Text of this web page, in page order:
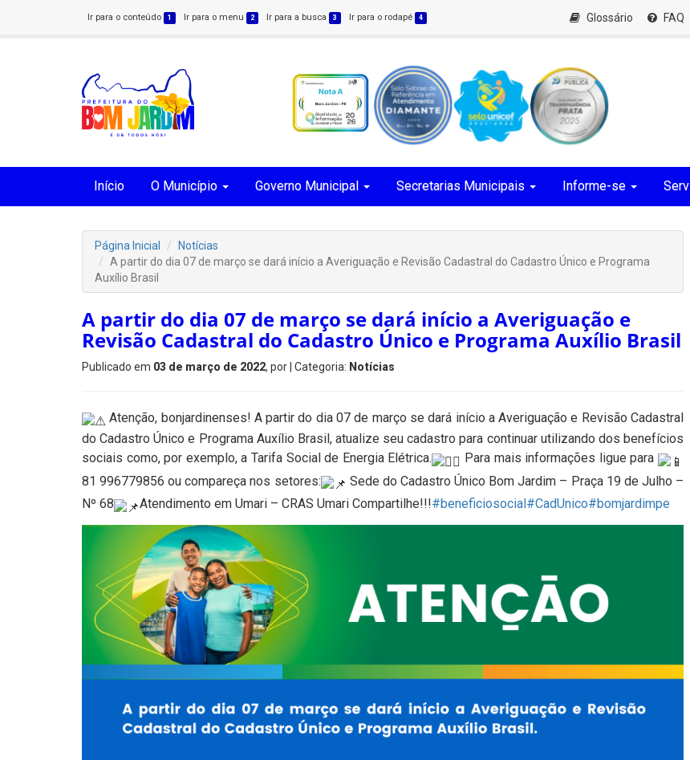
Ir para o conteúdo 1 Ir para o menu 2 Ir para a busca 3 Ir para o rodapé 4 Glossário FAQ
Início O Município Governo Municipal Secretarias Municipais Informe-se
Página Inicial
Notícias
A partir do dia 07 de março se dará início a Averiguação e Revisão Cadastral do Cadastro Único e Programa
Auxílio Brasil
A partir do dia 07 de março se dará início a Averiguação e
Revisão Cadastral do Cadastro Único e Programa Auxílio Brasil
Publicado em 03 de março de 2022, por | Categoria: Notícias
Atenção, bonjardinenses! A partir do dia 07 de março se dará início a Averiguação e Revisão Cadastral
do Cadastro Único e Programa Auxílio Brasil, atualize seu cadastro para continuar utilizando dos benefícios
sociais como, por exemplo, a Tarifa Social de Energia Elétrica.
Para mais informações ligue para
81 996779856 ou compareça nos setores:
Sede do Cadastro Único Bom Jardim – Praça 19 de Julho –
Nº 68
Atendimento em Umari – CRAS Umari Compartilhe!!!#beneficiosocial #CadUnico#bomjardimpe